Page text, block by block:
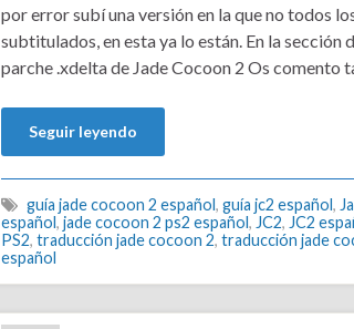
por error subí una versión en la que no todos
subtitulados, en esta ya lo están. En la sección
parche .xdelta de Jade Cocoon 2 Os comento
Seguir leyendo
guía jade cocoon 2 español, guía jc2 español,
español, jade cocoon 2 ps2 español, JC2, JC2
PS2, traducción jade cocoon 2, traducción jade
español